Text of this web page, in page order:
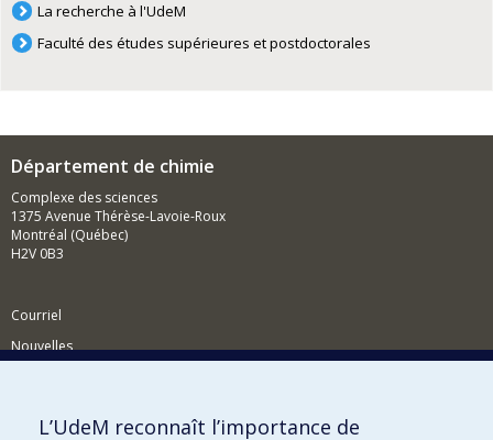
La recherche à l'UdeM
Faculté des études supérieures et postdoctorales
Département de chimie
Complexe des sciences
1375 Avenue Thérèse-Lavoie-Roux
Montréal (Québec)
H2V 0B3
Courriel
Nouvelles
Comment soutenir le Département?
L’UdeM reconnaît l’importance de